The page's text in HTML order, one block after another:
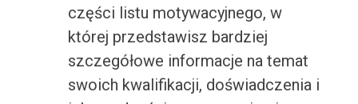
części listu motywacyjnego, w
której przedstawisz bardziej
szczegółowe informacje na temat
swoich kwalifikacji, doświadczenia i